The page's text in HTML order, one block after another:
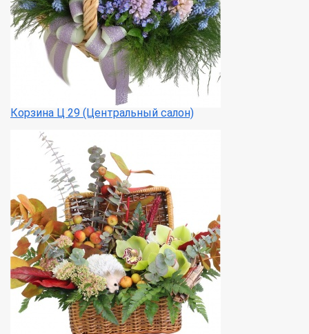
Корзина Ц 29 (Центральный салон)